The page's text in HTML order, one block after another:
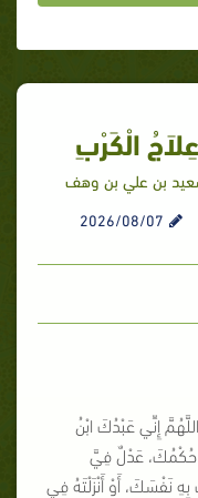
الْكَرْبِ
سعيد بن علي بن وهف
2026/08/07
إِنِّي عَبْدُكَ ابْنُ
حُكْمُكَ، عَدْلٌ فِيَّ
نَفْسَكَ، أَوْ أَنْزَلْتَهُ فِي